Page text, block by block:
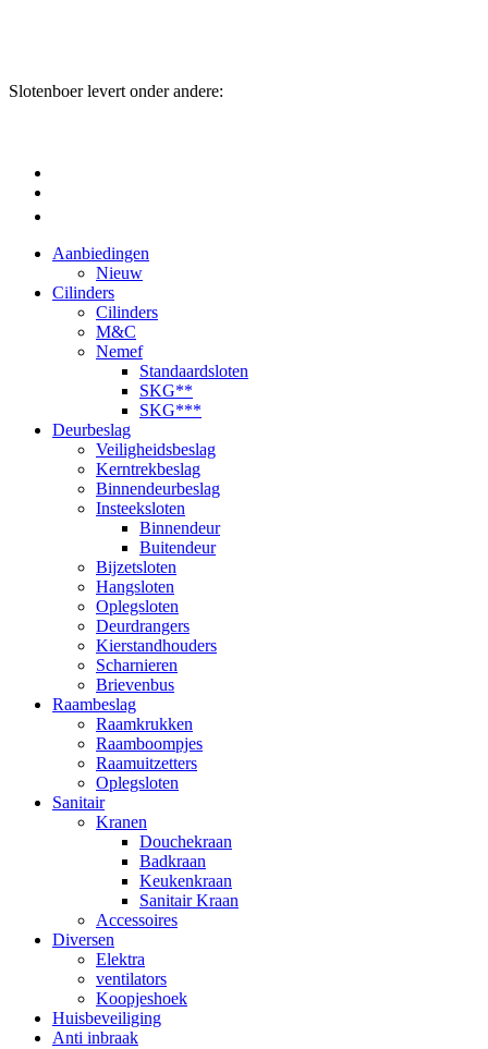
Slotenboer levert onder andere:
Aanbiedingen
Nieuw
Cilinders
Cilinders
M&C
Nemef
Standaardsloten
SKG**
SKG***
Deurbeslag
Veiligheidsbeslag
Kerntrekbeslag
Binnendeurbeslag
Insteeksloten
Binnendeur
Buitendeur
Bijzetsloten
Hangsloten
Oplegsloten
Deurdrangers
Kierstandhouders
Scharnieren
Brievenbus
Raambeslag
Raamkrukken
Raamboompjes
Raamuitzetters
Oplegsloten
Sanitair
Kranen
Douchekraan
Badkraan
Keukenkraan
Sanitair Kraan
Accessoires
Diversen
Elektra
ventilators
Koopjeshoek
Huisbeveiliging
Anti inbraak